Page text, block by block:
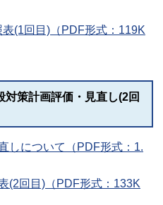
(1回目)（PDF形式：119K
策計画評価・見直し(2回
について（PDF形式：1.
(2回目)（PDF形式：133K